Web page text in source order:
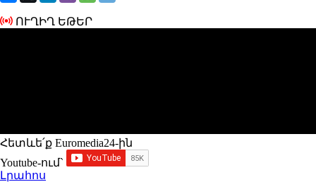
ՈՒՂԻՂ ԵԹԵՐ
Հետևե՛ք Euromedia24-ին
Youtube-ում`
Լրահոս